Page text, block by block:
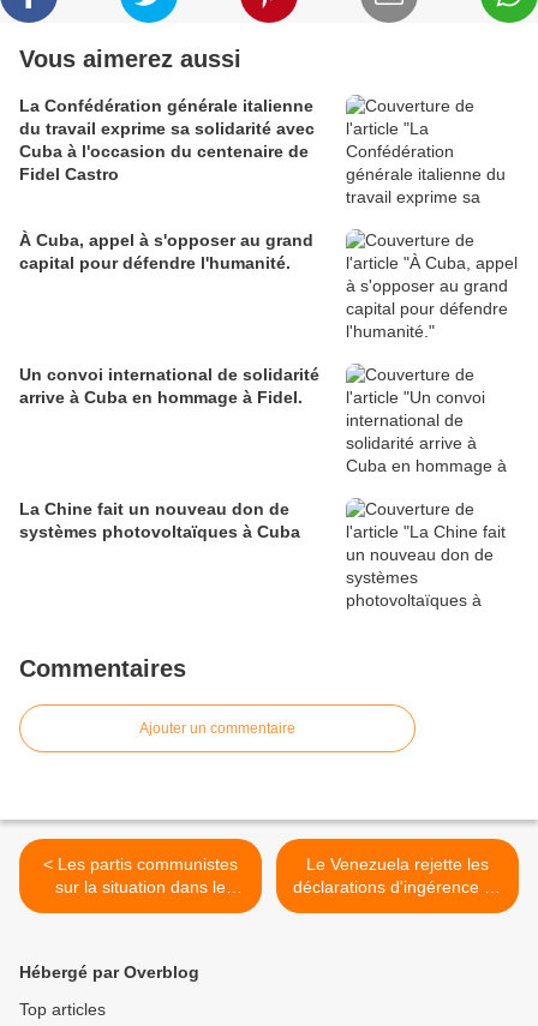
Vous aimerez aussi
La Confédération générale italienne
du travail exprime sa solidarité avec
Cuba à l'occasion du centenaire de
Fidel Castro
À Cuba, appel à s'opposer au grand
capital pour défendre l'humanité.
Un convoi international de solidarité
arrive à Cuba en hommage à Fidel.
La Chine fait un nouveau don de
systèmes photovoltaïques à Cuba
Commentaires
Ajouter un commentaire
< Les partis communistes
sur la situation dans le
Donbass : "Le fascisme ne
Le Venezuela rejette les
déclarations d'ingérence du
gouvernement colombien
Hébergé par Overblog
Top articles